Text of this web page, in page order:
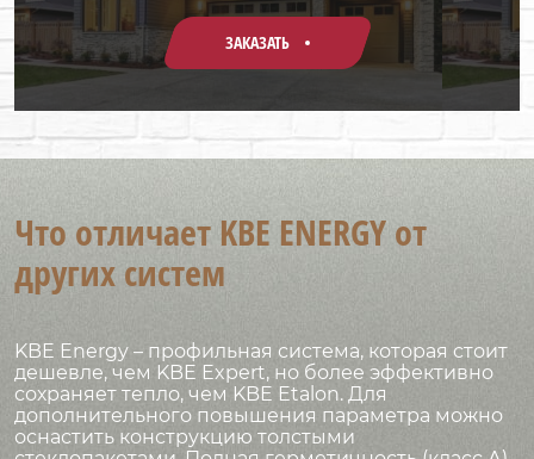
ЗАКАЗАТЬ
Что отличает KBE ENERGY от
других систем
KBE Energy – профильная система, которая стоит
дешевле, чем KBE Expert, но более эффективно
сохраняет тепло, чем KBE Etalon. Для
дополнительного повышения параметра можно
оснастить конструкцию толстыми